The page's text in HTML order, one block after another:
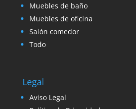
Muebles de baño
Muebles de oficina
Salón comedor
Todo
Legal
Aviso Legal